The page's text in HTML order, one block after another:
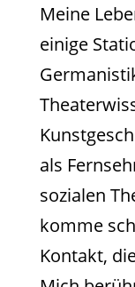
Meine
einige
als
sozialen
komme
Kontakt,